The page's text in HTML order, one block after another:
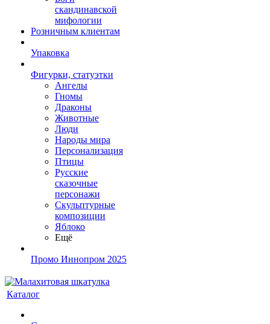
скандинавской
мифологии
Розничным клиентам
Упаковка
Фигурки, статуэтки
Ангелы
Гномы
Драконы
Животные
Люди
Народы мира
Персонализация
Птицы
Русские
сказочные
персонажи
Скульптурные
композиции
Яблоко
Ещё
Промо Иннопром 2025
Каталог